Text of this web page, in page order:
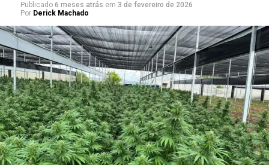
Publicado 6 meses atrás em 3 de fevereiro de 2026
Por Derick Machado